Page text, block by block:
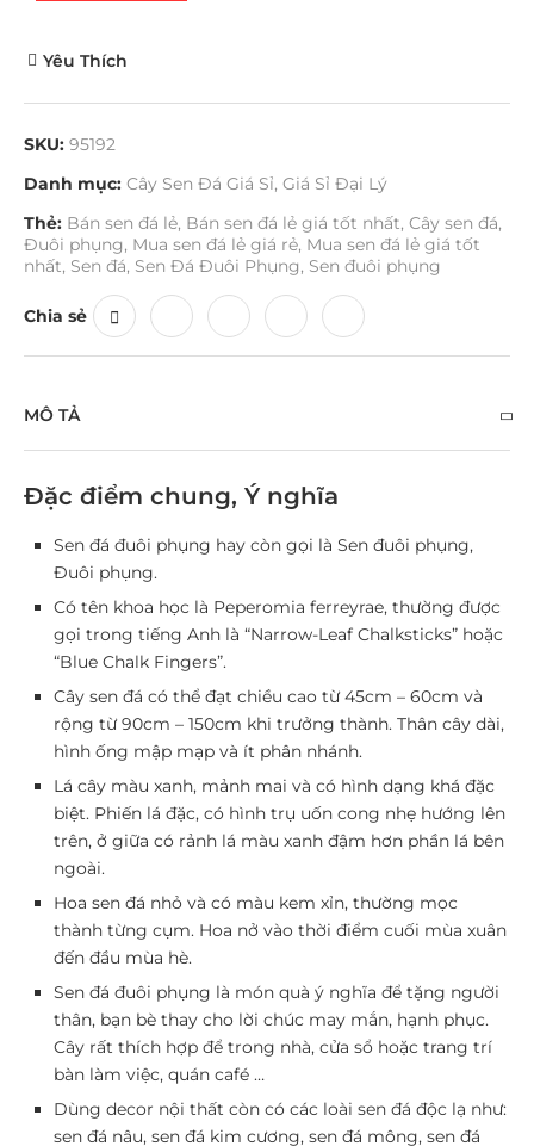
Yêu Thích
SKU: 95192
Danh mục: Cây Sen Đá Giá Sỉ, Giá Sỉ Đại Lý
Thẻ: Bán sen đá lẻ, Bán sen đá lẻ giá tốt nhất, Cây sen đá,
Đuôi phụng, Mua sen đá lẻ giá rẻ, Mua sen đá lẻ giá tốt
nhất, Sen đá, Sen Đá Đuôi Phụng, Sen đuôi phụng
Chia sẻ
MÔ TẢ
Đặc điểm chung, Ý nghĩa
Sen đá đuôi phụng hay còn gọi là Sen đuôi phụng,
Đuôi phụng.
Có tên khoa học là Peperomia ferreyrae, thường được
gọi trong tiếng Anh là “Narrow-Leaf Chalksticks” hoặc
“Blue Chalk Fingers”.
Cây sen đá có thể đạt chiều cao từ 45cm – 60cm và
rộng từ 90cm – 150cm khi trưởng thành. Thân cây dài,
hình ống mập mạp và ít phân nhánh.
Lá cây màu xanh, mảnh mai và có hình dạng khá đặc
biệt. Phiến lá đặc, có hình trụ uốn cong nhẹ hướng lên
trên, ở giữa có rảnh lá màu xanh đậm hơn phần lá bên
ngoài.
Hoa sen đá nhỏ và có màu kem xỉn, thường mọc
thành từng cụm. Hoa nở vào thời điểm cuối mùa xuân
đến đầu mùa hè.
Sen đá đuôi phụng là món quà ý nghĩa để tặng người
thân, bạn bè thay cho lời chúc may mắn, hạnh phục.
Cây rất thích hợp để trong nhà, cửa sổ hoặc trang trí
bàn làm việc, quán café …
Dùng decor nội thất còn có các loài sen đá độc lạ như:
sen đá nâu, sen đá kim cương, sen đá mông, sen đá